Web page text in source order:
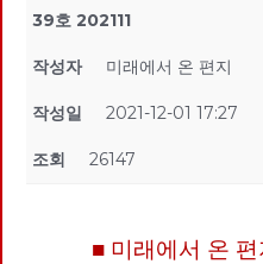
39호 202111
작성자 미래에서 온 편지
작성일 2021-12-01 17:27
조회 26147
■ 미래에서 온